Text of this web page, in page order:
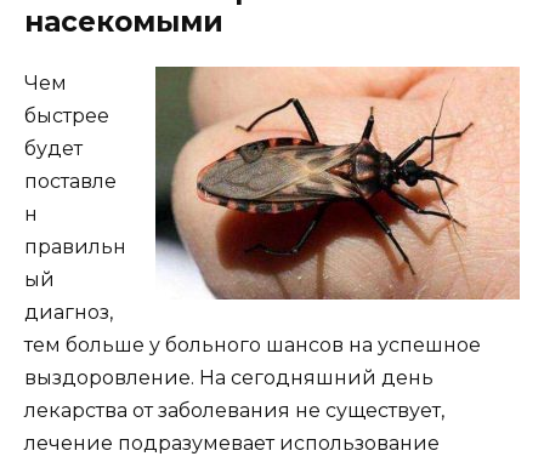
насекомыми
Чем
быстрее
будет
поставле
н
правильн
ый
диагноз,
тем больше у больного шансов на успешное
выздоровление. На сегодняшний день
лекарства от заболевания не существует,
лечение подразумевает использование